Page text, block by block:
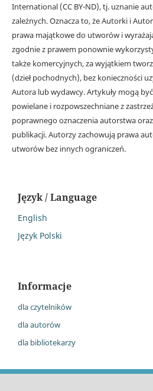
International (CC BY-ND), tj. uznanie
zależnych. Oznacza to, że Autorki i
prawa majątkowe do utworów i
zgodnie z prawem ponownie
także komercyjnych, za wyjątkiem
(dzieł pochodnych), bez konieczności
Autora lub wydawcy. Artykuły mogą
powielane i rozpowszechniane z
poprawnego oznaczenia autorstwa
publikacji. Autorzy zachowują prawa
utworów bez innych ograniczeń.
Język / Language
English
Język Polski
Informacje
dla czytelników
dla autorów
dla bibliotekarzy